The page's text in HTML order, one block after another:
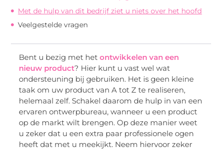
Met de hulp van dit bedrijf ziet u niets over het hoofd
Veelgestelde vragen
Bent u bezig met hetontwikkelen van een
nieuw product? Hier kunt u vast wel wat
ondersteuning bij gebruiken. Het is geen kleine
taak om uw product van A tot Z te realiseren,
helemaal zelf. Schakel daarom de hulp in van een
ervaren ontwerpbureau, wanneer u een product
op de markt wilt brengen. Op deze manier weet
u zeker dat u een extra paar professionele ogen
heeft dat met u meekijkt. Neem hiervoor zeker